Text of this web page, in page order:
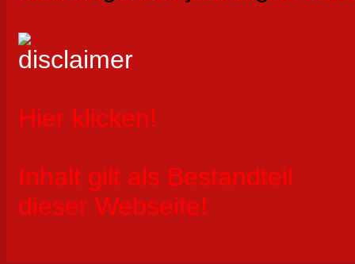
Hier klicken!
Inhalt gilt als Bestandteil
dieser Webseite!